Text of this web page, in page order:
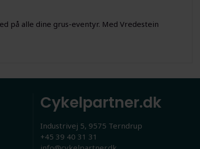
på alle dine grus-eventyr. Med Vredestein
Cykelpartner.dk
Industrivej 5, 9575 Terndrup
+45 39 40 31 31